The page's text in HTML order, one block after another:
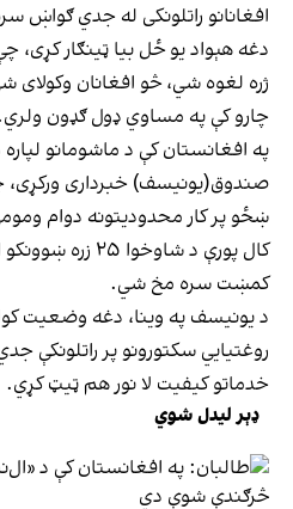
افغانانو راتلونکی له جدي ګواښ
دغه هېواد یو ځل بیا ټینګار کړی،
ژره لغوه شي، څو افغانان وکولای
چارو کې په مساوي ډول ګډون
په افغانستان کې د ماشومانو
صندوق(یونیسف) خبرداری ورکړی،
کال پورې د شاوخوا
کمښت سره مخ شي.
د یونیسف په وینا، دغه وضعیت
روغتیايي سکتورونو پر راتلونکې
خدماتو کیفیت لا نور هم ټیټ کړي.
ډېر لیدل شوي